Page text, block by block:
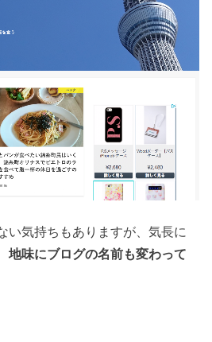
い気持ちもありますが、気長に
地味にブログの名前も変わって